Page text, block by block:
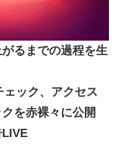
るまでの過程を生
ック、アクセス
を赤裸々に公開